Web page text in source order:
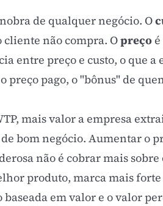
de qualquer negócio. O
cliente não compra. Opreço
entre preço e custo, o que a
preço pago, o "bônus" de
mais valor a empresa
bom negócio. Aumentar o
não é cobrar mais sobre
produto, marca mais
em valore ovalor